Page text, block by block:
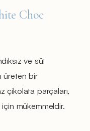
Choc
ve süt
üreten bir
çikolata parçaları,
mükemmeldir.